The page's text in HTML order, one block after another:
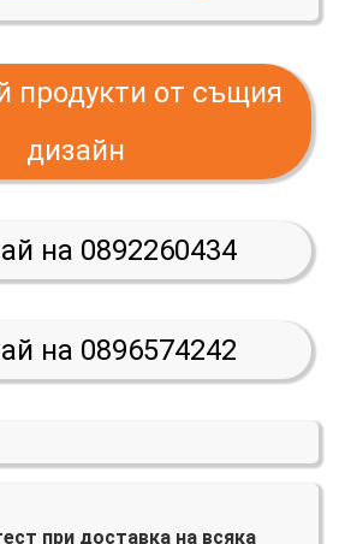
продукти от същия
дизайн
на 0892260434
на 0896574242
при доставка на всяка